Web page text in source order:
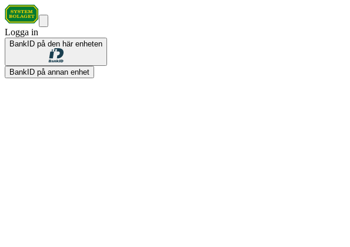
Logga in
BankID på den här enheten
BankID på annan enhet